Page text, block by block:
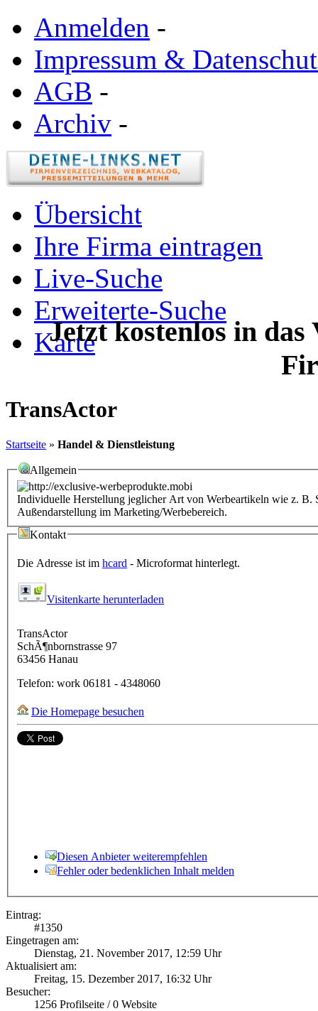
Anmelden -
Impressum &
AGB -
Archiv -
Übersicht
Ihre Firma eintragen
Live-Suche
Erweiterte-Suche
Karte
Jetzt kostenlos in
TransActor
Startseite » Handel & Dienstleistung
Allgemein
Individuelle Herstellung jeglicher Art von Werbeartikeln wie z. B.
Außendarstellung im Marketing/Werbebereich.
Kontakt
Die Adresse ist im hcard - Microformat hinterlegt.
Visitenkarte herunterladen
TransActor
SchÃ¶nbornstrasse 97
63456 Hanau
Telefon: work 06181 - 4348060
Die Homepage besuchen
Diesen Anbieter weiterempfehlen
Fehler oder bedenklichen Inhalt melden
Eintrag:
#1350
Eingetragen am:
Dienstag, 21. November 2017, 12:59 Uhr
Aktualisiert am:
Freitag, 15. Dezember 2017, 16:32 Uhr
Besucher:
1256 Profilseite /0 Website